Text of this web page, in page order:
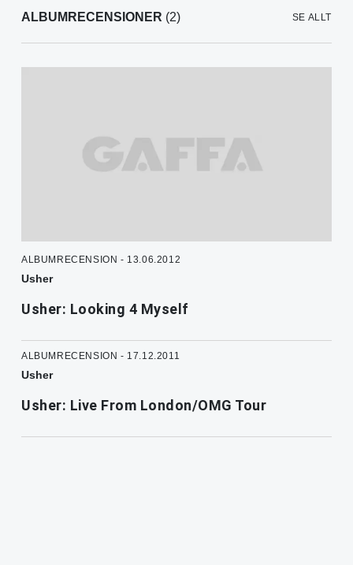
ALBUMRECENSIONER (2) SE ALLT
ALBUMRECENSION - 13.06.2012
Usher
Usher: Looking 4 Myself
ALBUMRECENSION - 17.12.2011
Usher
Usher: Live From London/OMG Tour